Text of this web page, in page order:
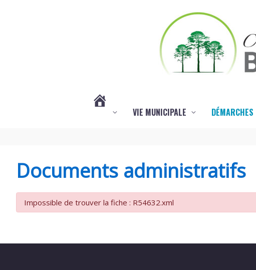
DE
VIE MUNICIPALE DÉMARCHES
Documents administratifs
Impossible de trouver la fiche : R54632.xml